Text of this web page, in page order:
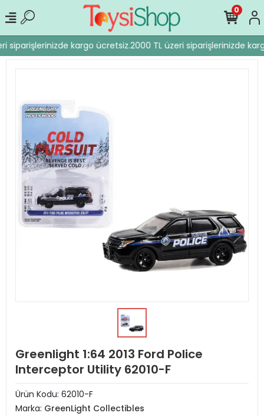
siparişlerinizde kargo ücretsiz.2000 TL üzeri siparişlerinizde
0
Greenlight 1:64 2013 Ford Police
Interceptor Utility 62010-F
Ürün Kodu: 62010-F
Marka: GreenLight Collectibles